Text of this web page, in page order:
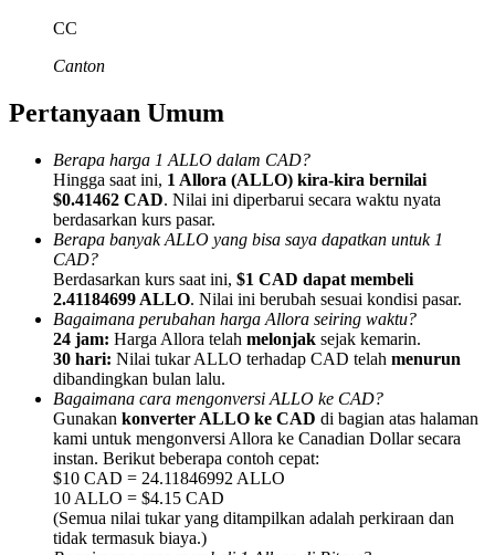
Afiliasi Bitrue
Hingga 65% Komisi!
Referensi
Undang teman untuk mendapatkan imbalan tunai
Deposit CASHCAT & Win
CC
Canton
Pertanyaan Umum
Berapa harga 1 ALLO dalam CAD?
Hingga saat ini, 1 Allora (ALLO) kira-kira bernilai
$0.41462 CAD. Nilai ini diperbarui secara waktu nyata
berdasarkan kurs pasar.
Berapa banyak ALLO yang bisa saya dapatkan untuk 1
CAD?
Berdasarkan kurs saat ini, $1 CAD dapat membeli
2.41184699 ALLO. Nilai ini berubah sesuai kondisi pasar.
Bagaimana perubahan harga Allora seiring waktu?
24 jam: Harga Allora telah melonjak sejak kemarin.
30 hari: Nilai tukar ALLO terhadap CAD telah menurun
dibandingkan bulan lalu.
Bagaimana cara mengonversi ALLO ke CAD?
Gunakan konverter ALLO ke CAD di bagian atas halaman
kami untuk mengonversi Allora ke Canadian Dollar secara
instan. Berikut beberapa contoh cepat:
$10 CAD = 24.11846992 ALLO
10 ALLO = $4.15 CAD
(Semua nilai tukar yang ditampilkan adalah perkiraan dan
tidak termasuk biaya.)